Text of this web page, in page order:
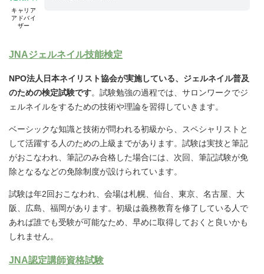
キャリア
アドバイ
ザー
JNAジェルネイル技能検定
NPO法人日本ネイリスト協会が実施している、ジェルネイル普及
のための検定試験です。試験勉強の過程では、サロンワークでジ
ェルネイルをするための技術や理論を習得していきます。
ベーシックな知識と技術が問われる初級から、スペシャリストと
して活躍する人のための上級までがあります。試験は実技と筆記
がおこなわれ、筆記のみ合格した場合には、次回、筆記試験が免
除となるなどの免除制度が設けられています。
試験は年2回おこなわれ、会場は札幌、仙台、東京、名古屋、大
阪、広島、福岡があります。初級は義務教育を修了している人で
あれば誰でも受験が可能なため、早めに取得しておくと良いかも
しれません。
JNA認定講師資格試験